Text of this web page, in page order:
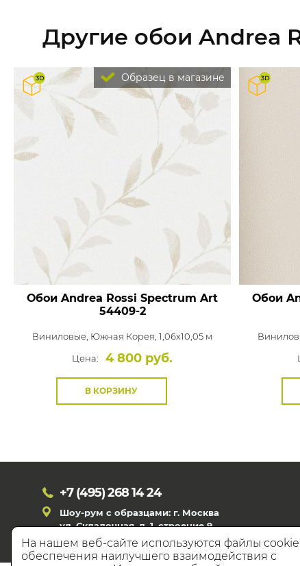
Другие обои Andrea
Образец в магазине
Обои Andrea Rossi Spectrum Art
54409-2
Виниловые, Южная Корея, 1,06x10,05 м
Цена:
4 800 руб.
В КОРЗИНУ
Обои
+7 (495)268 14 24
Шоу-рум с образцами: г. Москва
ул. Складочная, д. 1, строение 9
На нашем веб-сайте используются файлы cookie
обеспечения наилучшего взаимодействия с